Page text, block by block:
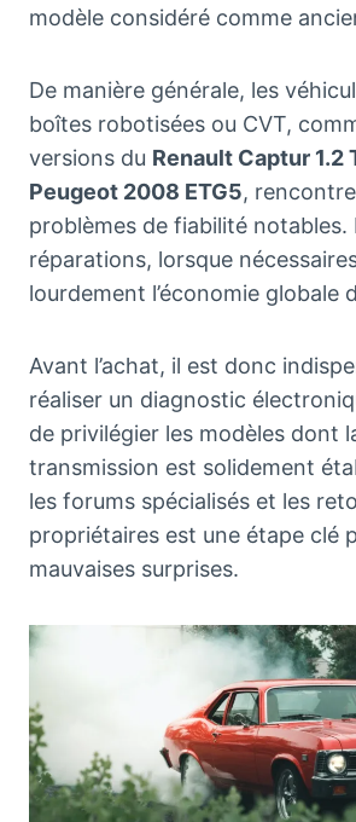
modèle considéré comme
De manière générale, les
boîtes robotisées ou CVT,
versions du Renault Captur 1.2
Peugeot 2008 ETG5,
problèmes de fiabilité notables.
réparations, lorsque
lourdement l’économie globale
Avant l’achat, il est donc
réaliser un diagnostic
de privilégier les modèles dont
transmission est solidement
les forums spécialisés et les
propriétaires est une étape clé
mauvaises surprises.